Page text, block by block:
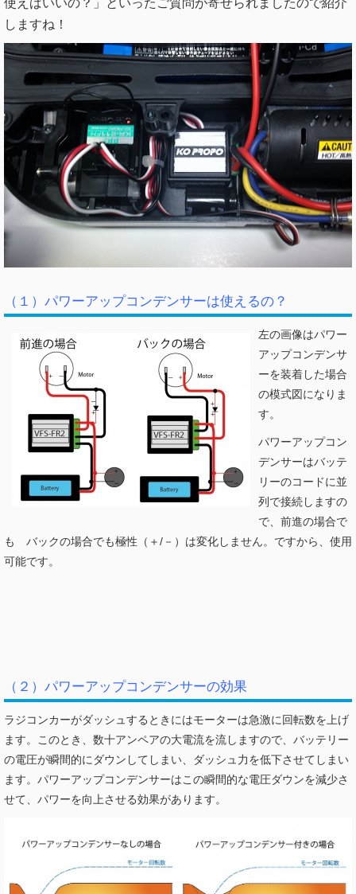
使えばいいの？」といったご質問が寄せられましたので紹介
しますね！
（１）パワーアップコンデンサーは使えるの？
左の画像はパワー
アップコンデンサ
ーを装着した場合
の模式図になりま
す。
パワーアップコン
デンサーはバッテ
リーのコードに並
列で接続しますの
で、前進の場合で
も バックの場合でも極性（＋/－）は変化しません。ですから、使用
可能です。
（２）パワーアップコンデンサーの効果
ラジコンカーがダッシュするときにはモーターは急激に回転数を上げ
ます。このとき、数十アンペアの大電流を流しますので、バッテリー
の電圧が瞬間的にダウンしてしまい、ダッシュ力を低下させてしまい
ます。パワーアップコンデンサーはこの瞬間的な電圧ダウンを減少さ
せて、パワーを向上させる効果があります。